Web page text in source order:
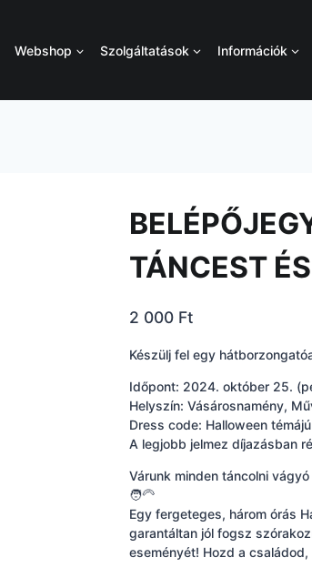
Webshop Szolgáltatások Információk
TÁNCEST
2 000 Ft
Készülj fel egy
Időpont: 2024. október 25.
Helyszín: Vásárosnamény,
Dress code: Halloween
A legjobb jelmez díjazásban
Várunk minden táncolni
🧑‍🦳
Egy fergeteges, három órás
garantáltan jól fogsz
eseményét! Hozd a